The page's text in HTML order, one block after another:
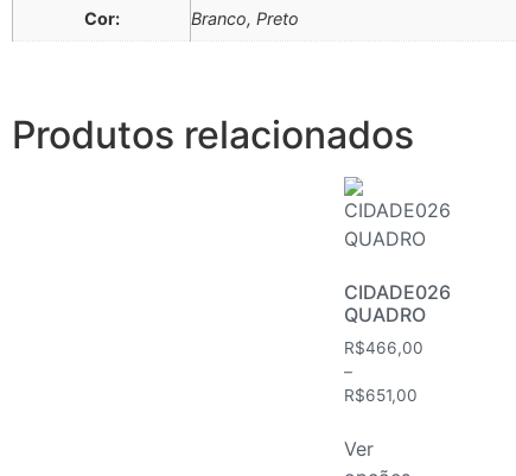
Cor: Branco, Preto
Produtos relacionados
CIDADE026
QUADRO
R$466,00
–
R$651,00
Ver